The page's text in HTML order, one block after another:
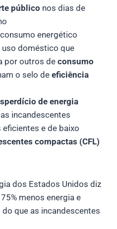
público nos dias de
energético
uso doméstico que
por outros de consumo
o selo deeficiência
de energia
incandescentes
e de baixo
compactas (CFL)
dos Estados Unidos diz
menos energia e
que as incandescentes